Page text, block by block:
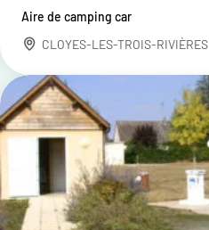
Aire de camping car
CLOYES-LES-TROIS-RIVIÈRES